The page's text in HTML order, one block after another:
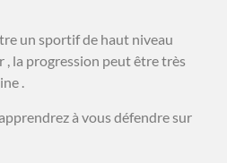
un sportif de haut niveau
la progression peut être très
.
à vous défendre sur